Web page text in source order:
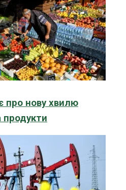
про нову хвилю
продукти